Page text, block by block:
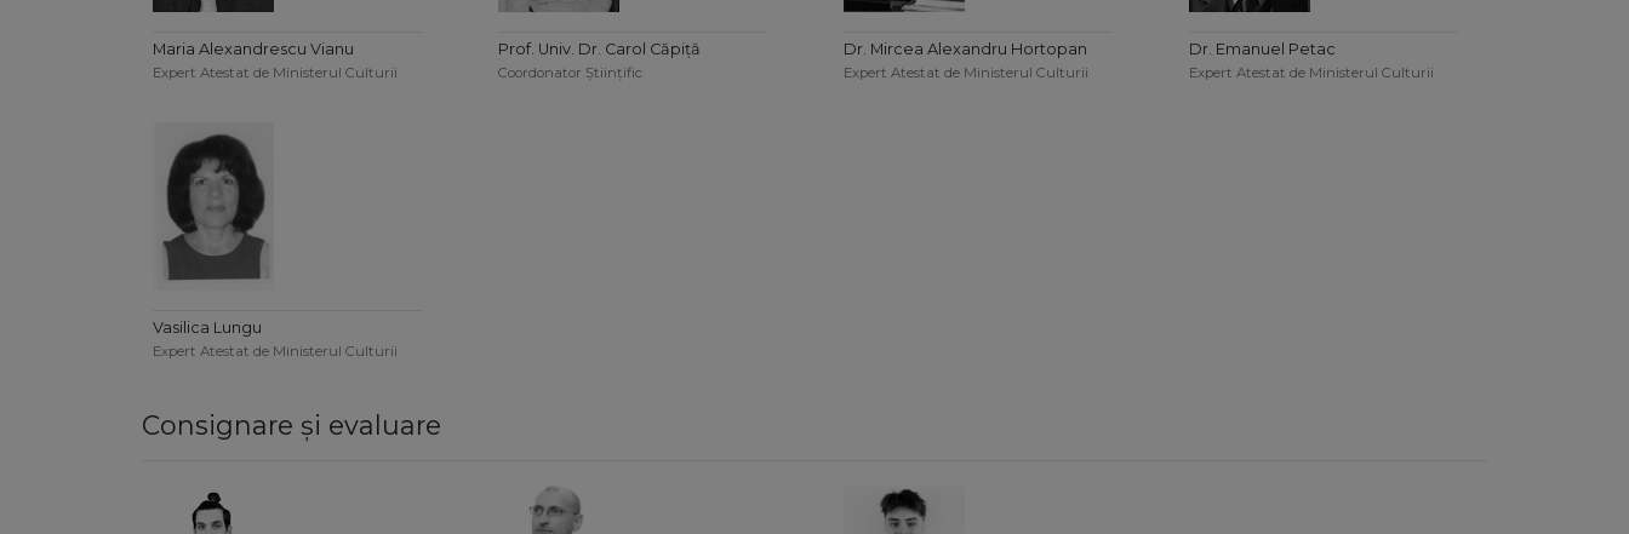
Maria Alexandrescu Vianu
Expert Atestat de Ministerul Culturii
Prof. Univ. Dr. Carol Căpiță
Coordonator Științific
Dr. Mircea Alexandru Hortopan
Expert Atestat de Ministerul Culturii
Dr. Emanuel Petac
Expert Atestat de Ministerul Culturii
Vasilica Lungu
Expert Atestat de Ministerul Culturii
Consignare și evaluare